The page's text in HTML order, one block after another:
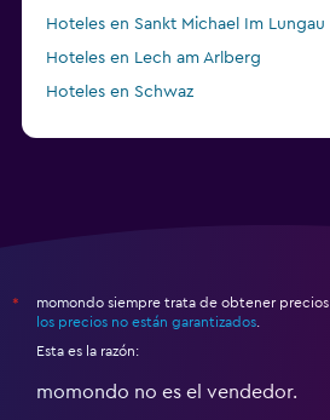
Hoteles en Sankt Michael Im Lungau
Hoteles en Lech am Arlberg
Hoteles en Schwaz
*
momondo siempre trata de obtener precios
los precios no están garantizados
Esta es la razón:
momondo no es el vendedor.